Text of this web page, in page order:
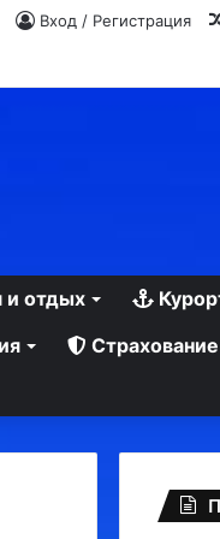
Вход / Регистрация
и отдых
Страхование